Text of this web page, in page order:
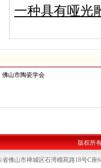
一种具有哑光
佛山市陶瓷学会
版权所
省佛山市禅城区石湾榴苑路18号